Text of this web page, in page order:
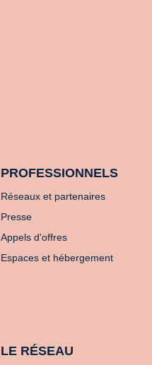
PROFESSIONNELS
Réseaux et partenaires
Presse
Appels d'offres
Espaces et hébergement
LE RÉSEAU